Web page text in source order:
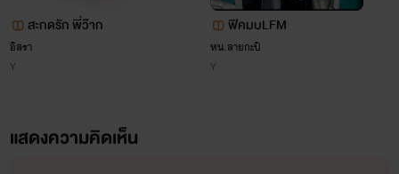
สะกดรัก พี่ว๊าก
อิสรา
Y
ฟิคมบLFM
หน.ลายกะปิ
Y
แสดงความคิดเห็น